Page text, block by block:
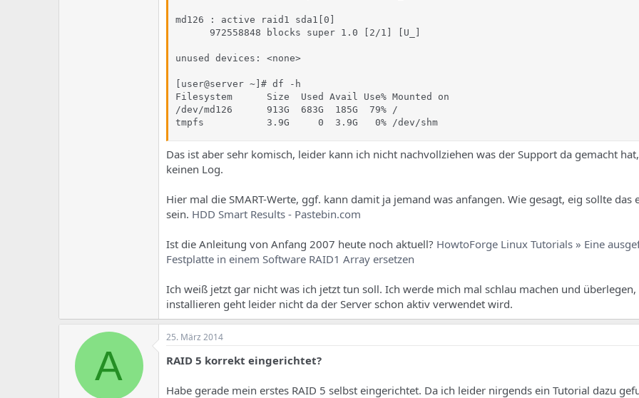
md126 : active raid1 sda1[0]
      972558848 blocks super 1.0 [2/1] [U_]
unused devices: <none>
[user@server ~]# df -h
Filesystem      Size  Used Avail Use% Mounted on
/dev/md126      913G  683G  185G  79% /
tmpfs           3.9G     0  3.9G   0% /dev/shm
Das ist aber sehr komisch, leider kann ich nicht nachvollziehen was der Support da gemacht
keinen Log.
Hier mal die SMART-Werte, ggf. kann damit ja jemand was anfangen. Wie gesagt, eig sollte das
sein. HDD Smart Results - Pastebin.com
Ist die Anleitung von Anfang 2007 heute noch aktuell? HowtoForge Linux Tutorials » Eine
Festplatte in einem Software RAID1 Array ersetzen
Ich weiß jetzt gar nicht was ich jetzt tun soll. Ich werde mich mal schlau machen und überlegen,
installieren geht leider nicht da der Server schon aktiv verwendet wird.
A
25. März 2014
RAID 5 korrekt eingerichtet?
Habe gerade mein erstes RAID 5 selbst eingerichtet. Da ich leider nirgends ein Tutorial dazu